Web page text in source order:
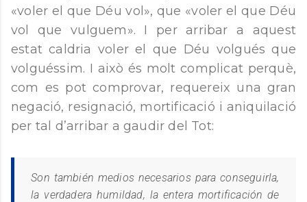
«voler el que Déu vol», que «voler el que Déu
vol que vulguem». I per arribar a aquest
estat caldria voler el que Déu volgués que
volguéssim. I això és molt complicat perquè,
com es pot comprovar, requereix una gran
negació, resignació, mortificació i aniquilació
per tal d’arribar a gaudir del Tot:
Son también medios necesarios para conseguirla,
la verdadera humildad, la entera mortificación de